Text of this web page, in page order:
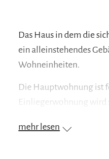
Das Haus in dem die
ein alleinstehendes
Wohneinheiten.
Die Hauptwohnung ist
Einliegerwohnung wird
mehr lesen